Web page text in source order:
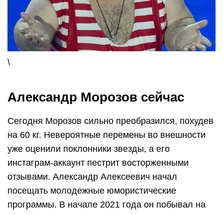
\
Александр Морозов сейчас
Сегодня Морозов сильно преобразился, похудев
на 60 кг. Невероятные перемены во внешности
уже оценили поклонники звезды, а его
инстаграм-аккаунт пестрит восторженными
отзывами. Александр Алексеевич начал
посещать молодежные юмористические
программы. В начале 2021 года он побывал на